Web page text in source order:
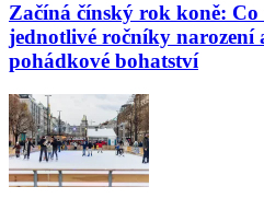
Začíná čínský rok koně: Co
jednotlivé ročníky narození
pohádkové bohatství